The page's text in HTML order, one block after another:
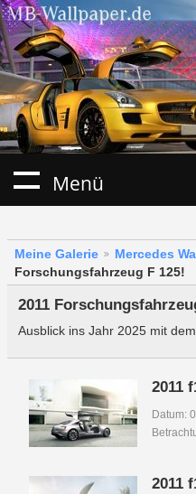
Menü
Meine Galerie Mercedes
Forschungsfahrzeug F 125!
2011
Ausblick ins Jahr 2025 mit
2011
Datum:
2011